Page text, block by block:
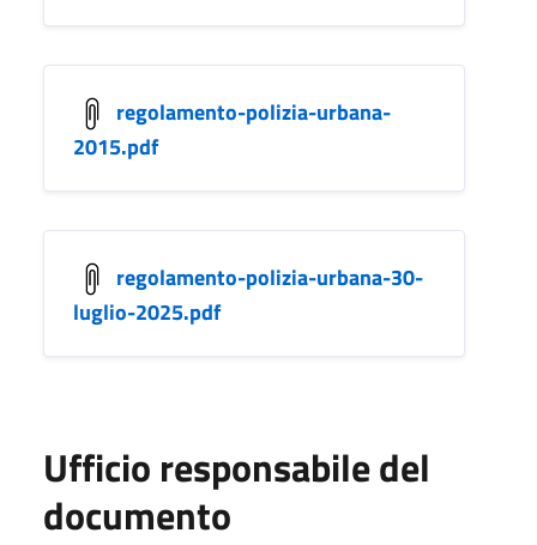
regolamento-polizia-urbana-
2015.pdf
regolamento-polizia-urbana-30-
luglio-2025.pdf
Ufficio responsabile del
documento